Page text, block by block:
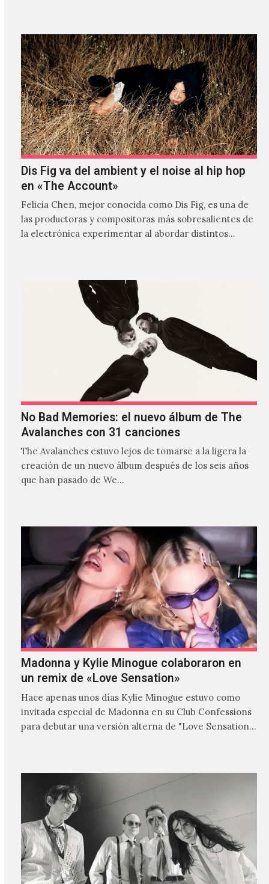
Dis Fig va del ambient y el noise al hip hop
en «The Account»
Felicia Chen, mejor conocida como Dis Fig, es una de
las productoras y compositoras más sobresalientes de
la electrónica experimentar al abordar distintos
No Bad Memories: el nuevo álbum de The
Avalanches con 31 canciones
The Avalanches estuvo lejos de tomarse a la ligera la
creación de un nuevo álbum después de los seis años
que han pasado de We…
Madonna y Kylie Minogue colaboraron en
un remix de «Love Sensation»
Hace apenas unos días Kylie Minogue estuvo como
invitada especial de Madonna en su Club Confessions
para debutar una versión alterna de "Love Sensation",